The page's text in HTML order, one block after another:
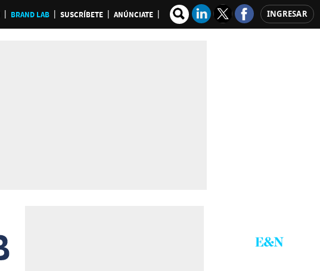
BRAND LAB SUSCRÍBETE ANÚNCIATE INGRESAR